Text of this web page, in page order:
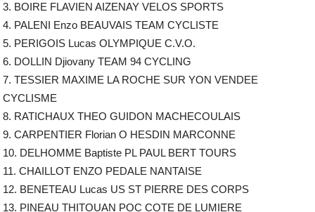
3. BOIRE FLAVIEN AIZENAY VELOS SPORTS
4. PALENI Enzo BEAUVAIS TEAM CYCLISTE
5. PERIGOIS Lucas OLYMPIQUE C.V.O.
6. DOLLIN Djiovany TEAM 94 CYCLING
7. TESSIER MAXIME LA ROCHE SUR YON VENDEE
CYCLISME
8. RATICHAUX THEO GUIDON MACHECOULAIS
9. CARPENTIER Florian O HESDIN MARCONNE
10. DELHOMME Baptiste PL PAUL BERT TOURS
11. CHAILLOT ENZO PEDALE NANTAISE
12. BENETEAU Lucas US ST PIERRE DES CORPS
13. PINEAU THITOUAN POC COTE DE LUMIERE